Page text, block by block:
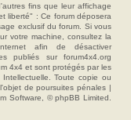
fins que leur affichage
liberté" : Ce forum déposera
exclusif du forum. Si vous
votre machine, consultez la
afin de désactiver
publiés sur forum4x4.org
4x4 et sont protégés par les
Toute copie ou
de poursuites pénales |
Software, © phpBB Limited.